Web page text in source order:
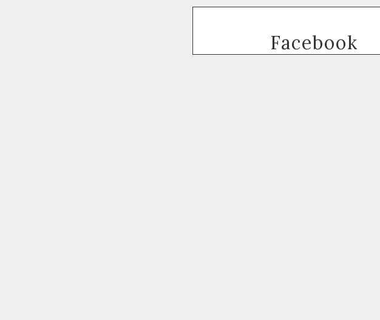
Facebook